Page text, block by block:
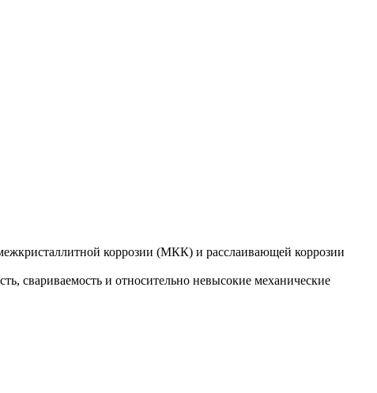
коррозии (МКК) и расслаивающей коррозии
свариваемость и относительно невысокие механические